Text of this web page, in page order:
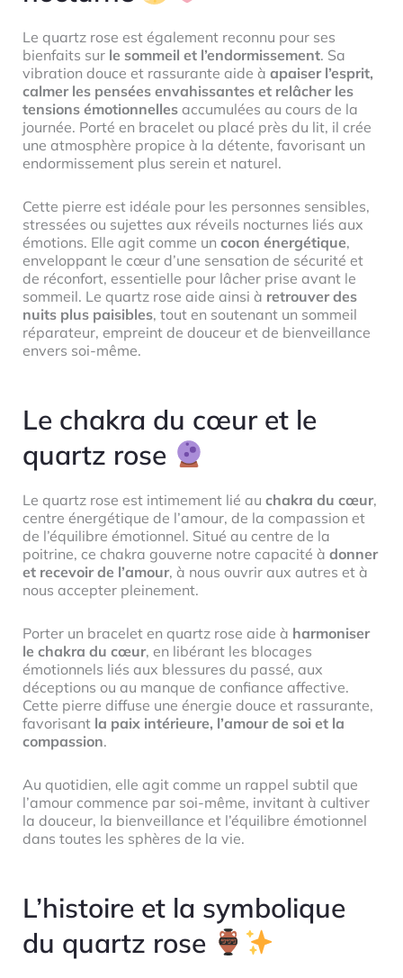
Le quartz rose est également reconnu pour ses
bienfaits sur le sommeil et l’endormissement. Sa
vibration douce et rassurante aide à apaiser l’esprit,
calmer les pensées envahissantes et relâcher les
tensions émotionnelles accumulées au cours de la
journée. Porté en bracelet ou placé près du lit, il crée
une atmosphère propice à la détente, favorisant un
endormissement plus serein et naturel.
Cette pierre est idéale pour les personnes sensibles,
stressées ou sujettes aux réveils nocturnes liés aux
émotions. Elle agit comme un cocon énergétique,
enveloppant le cœur d’une sensation de sécurité et
de réconfort, essentielle pour lâcher prise avant le
sommeil. Le quartz rose aide ainsi à retrouver des
nuits plus paisibles, tout en soutenant un sommeil
réparateur, empreint de douceur et de bienveillance
envers soi-même.
Le chakra du cœur et le
quartz rose
Le quartz rose est intimement lié au chakra du cœur,
centre énergétique de l’amour, de la compassion et
de l’équilibre émotionnel. Situé au centre de la
poitrine, ce chakra gouverne notre capacité à donner
et recevoir de l’amour, à nous ouvrir aux autres et à
nous accepter pleinement.
Porter un bracelet en quartz rose aide à harmoniser
le chakra du cœur, en libérant les blocages
émotionnels liés aux blessures du passé, aux
déceptions ou au manque de confiance affective.
Cette pierre diffuse une énergie douce et rassurante,
favorisant la paix intérieure, l’amour de soi et la
compassion.
Au quotidien, elle agit comme un rappel subtil que
l’amour commence par soi-même, invitant à cultiver
la douceur, la bienveillance et l’équilibre émotionnel
dans toutes les sphères de la vie.
L’histoire et la symbolique
du quartz rose